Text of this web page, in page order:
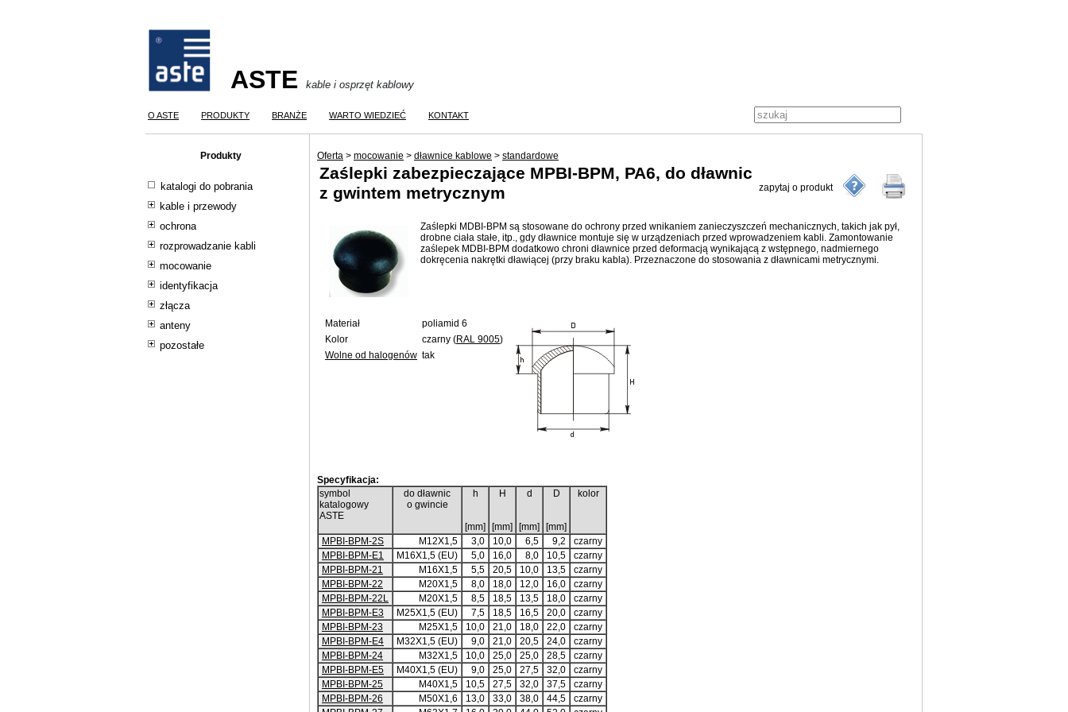
ASTE kable i osprzęt kablowy
O ASTE PRODUKTY BRANŻE WARTO WIEDZIEĆ KONTAKT
Produkty
katalogi do pobrania
kable i przewody
ochrona
rozprowadzanie kabli
mocowanie
identyfikacja
złącza
anteny
pozostałe
Oferta > mocowanie > dławnice kablowe > standardowe
Zaślepki zabezpieczające MPBI-BPM, PA6, do dławnic
z gwintem metrycznym
zapytaj o produkt
Zaślepki MDBI-BPM są stosowane do ochrony przed wnikaniem zanieczyszczeń mechanicznych, takich jak pył,
drobne ciała stałe, itp., gdy dławnice montuje się w urządzeniach przed wprowadzeniem kabli. Zamontowanie
zaślepek MDBI-BPM dodatkowo chroni dławnice przed deformacją wynikającą z wstępnego, nadmiernego
dokręcenia nakrętki dławiącej (przy braku kabla). Przeznaczone do stosowania z dławnicami metrycznymi.
Materiał
poliamid 6
Kolor
czarny (RAL 9005)
Wolne od halogenów tak
Specyfikacja:
symbol
katalogowy
ASTE
do dławnic
o gwincie
h
[mm]
H
[mm]
d
[mm]
D
[mm]
kolor
MPBI-BPM-2S M12X1,5 3,0 10,0 6,5 9,2
czarny
MPBI-BPM-E1
M16X1,5 (EU) 5,0 16,0 8,0 10,5
czarny
MPBI-BPM-21
M16X1,5 5,5 20,5 10,0 13,5
czarny
MPBI-BPM-22
M20X1,5 8,0 18,0 12,0 16,0
czarny
MPBI-BPM-22L
M20X1,5 8,5 18,5 13,5 18,0
czarny
MPBI-BPM-E3
M25X1,5 (EU) 7,5 18,5 16,5 20,0
czarny
MPBI-BPM-23
M25X1,5 10,0 21,0 18,0 22,0
czarny
MPBI-BPM-E4
M32X1,5 (EU) 9,0 21,0 20,5 24,0
czarny
MPBI-BPM-24
M32X1,5 10,0 25,0 25,0 28,5
czarny
MPBI-BPM-E5
M40X1,5 (EU) 9,0 25,0 27,5 32,0
czarny
MPBI-BPM-25
M40X1,5 10,5 27,5 32,0 37,5
czarny
MPBI-BPM-26
M50X1,6 13,0 33,0 38,0 44,5
czarny